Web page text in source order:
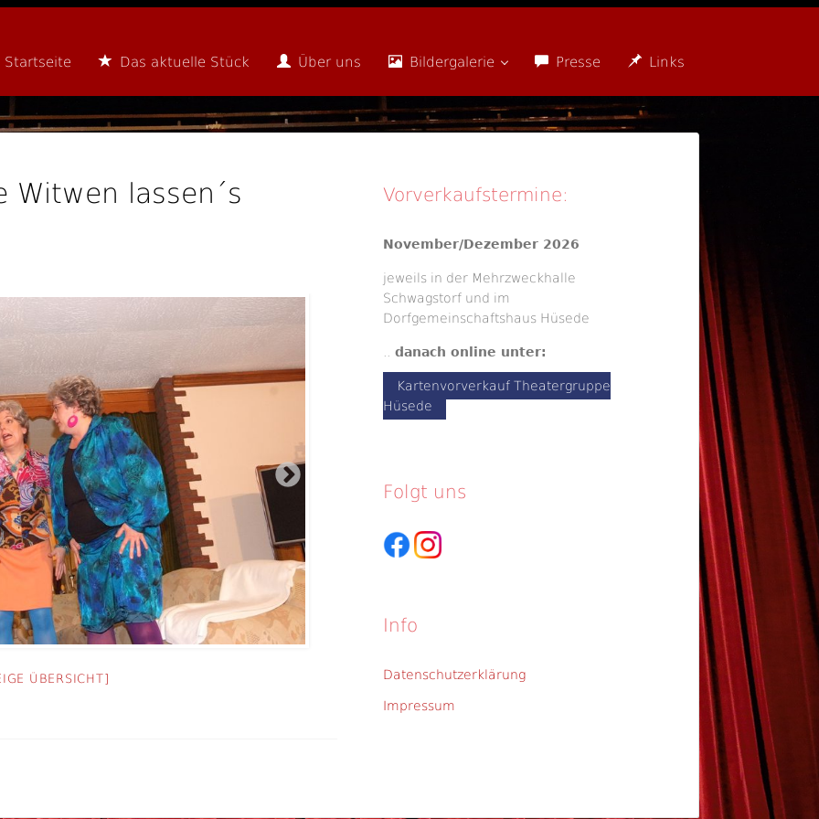
Startseite Das aktuelle Stück Über uns Bildergalerie Presse Links
Witwen lassen´s
ÜBERSICHT]
Vorverkaufstermine:
November/Dezember 2026
jeweils in der Mehrzweckhalle
Schwagstorf und im
Dorfgemeinschaftshaus Hüsede
danach online unter:
Kartenvorverkauf Theatergruppe
Hüsede
Folgt uns
Info
Datenschutzerklärung
Impressum